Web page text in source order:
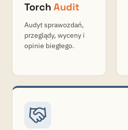
Torch Audit
Audyt sprawozdań,
przeglądy, wyceny i
opinie biegłego.